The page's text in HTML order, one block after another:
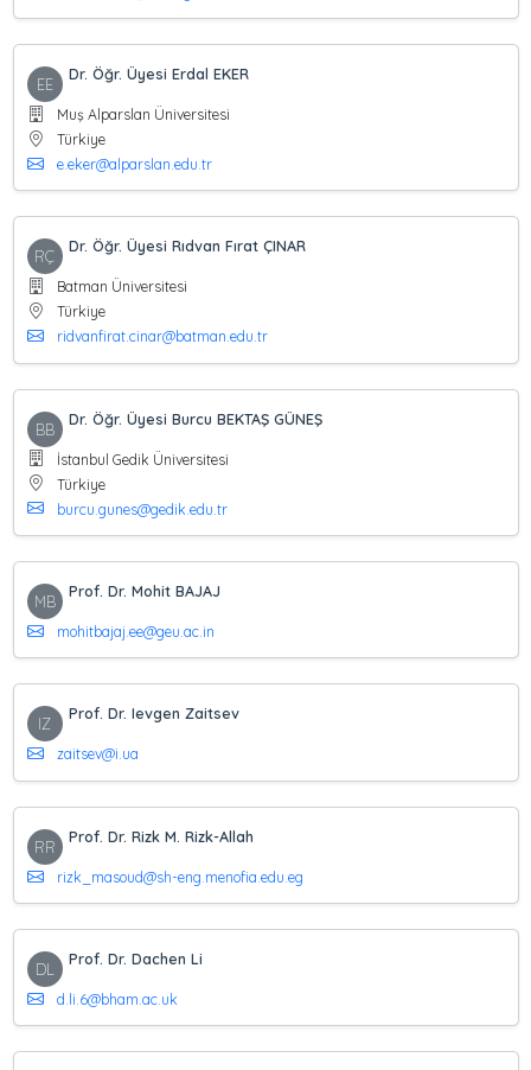
EE
Dr. Öğr. Üyesi Erdal EKER
Muş Alparslan Üniversitesi
Türkiye
e.eker@alparslan.edu.tr
RÇ
Dr. Öğr. Üyesi Rıdvan Fırat ÇINAR
Batman Üniversitesi
Türkiye
ridvanfirat.cinar@batman.edu.tr
BB
Dr. Öğr. Üyesi Burcu BEKTAŞ GÜNEŞ
İstanbul Gedik Üniversitesi
Türkiye
burcu.gunes@gedik.edu.tr
MB
Prof. Dr. Mohit BAJAJ
mohitbajaj.ee@geu.ac.in
IZ
Prof. Dr. Ievgen Zaitsev
zaitsev@i.ua
RR
Prof. Dr. Rizk M. Rizk-Allah
rizk_masoud@sh-eng.menofia.edu.eg
DL
Prof. Dr. Dachen Li
d.li.6@bham.ac.uk